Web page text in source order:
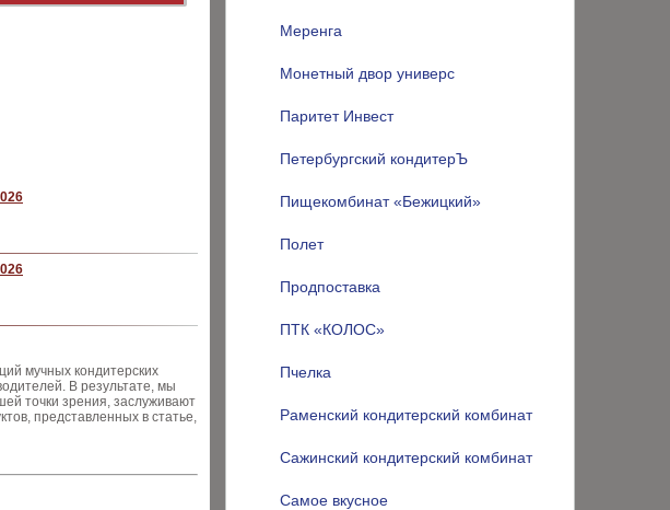
Меренга
Монетный двор универс
Паритет Инвест
Петербургский кондитерЪ
Пищекомбинат «Бежицкий»
Полет
Продпоставка
ПТК «КОЛОС»
Пчелка
Раменский кондитерский комбинат
Сажинский кондитерский комбинат
Самое вкусное
мучных кондитерских
В результате, мы
точки зрения, заслуживают
представленных в статье,